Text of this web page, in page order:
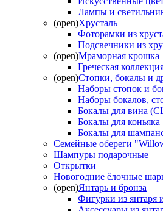
Лампы и
(open)Хрусталь
Фоторамки из
Подсвечники из
(open)Мраморная крошка
Греческая
(open)Стопки, бокалы и
Наборы стопок и
Наборы бокалов,
Бокалы для вина
Бокалы для коньяка
Бокалы для
Семейные обереги
Шампуры подарочные
Открытки
Новогодние ёлочные
(open)Янтарь и бронза
Фигурки из янтаря